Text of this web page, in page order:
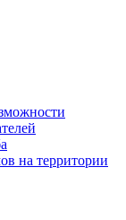
на территории